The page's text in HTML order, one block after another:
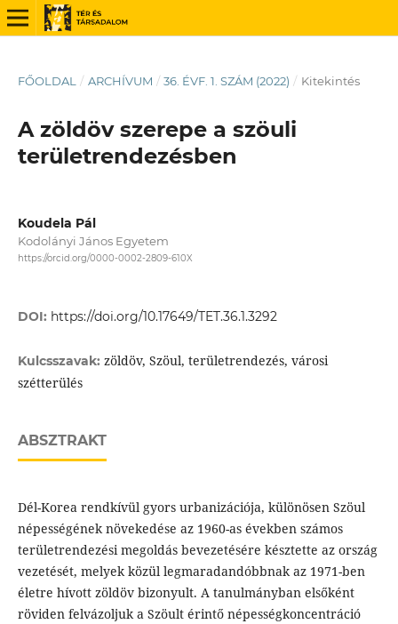
FŐOLDAL / ARCHÍVUM / 36. ÉVF. 1. SZÁM (2022) / Kitekintés
A zöldöv szerepe a szöuli
területrendezésben
Koudela Pál
Kodolányi János Egyetem
https://orcid.org/0000-0002-2809-610X
DOI: https://doi.org/10.17649/TET.36.1.3292
Kulcsszavak: zöldöv, Szöul, területrendezés, városi
szétterülés
ABSZTRAKT
Dél-Korea rendkívül gyors urbanizációja, különösen Szöul
népességének növekedése az 1960-as években számos
területrendezési megoldás bevezetésére késztette az ország
vezetését, melyek közül legmaradandóbbnak az 1971-ben
életre hívott zöldöv bizonyult. A tanulmányban elsőként
röviden felvázoljuk a Szöult érintő népességkoncentráció